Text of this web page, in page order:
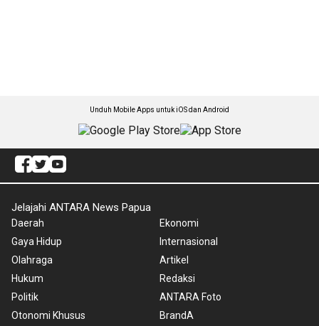
Unduh Mobile Apps untuk iOS dan Android
Jelajahi ANTARA News Papua
Daerah
Gaya Hidup
Olahraga
Hukum
Politik
Otonomi Khusus
Ekonomi
Internasional
Artikel
Redaksi
ANTARA Foto
BrandA